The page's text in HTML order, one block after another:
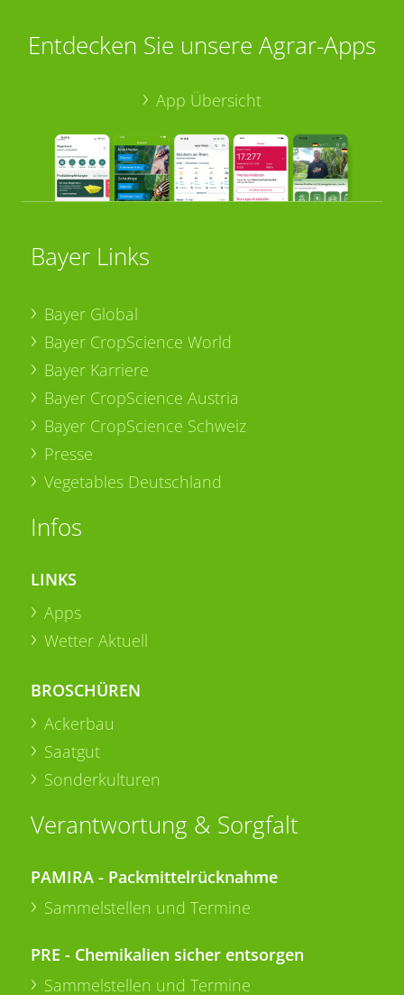
Entdecken Sie unsere Agrar-Apps
App Übersicht
Bayer Links
Bayer Global
Bayer CropScience World
Bayer Karriere
Bayer CropScience Austria
Bayer CropScience Schweiz
Presse
Vegetables Deutschland
Infos
LINKS
Apps
Wetter Aktuell
BROSCHÜREN
Ackerbau
Saatgut
Sonderkulturen
Verantwortung & Sorgfalt
PAMIRA - Packmittelrücknahme
Sammelstellen und Termine
PRE - Chemikalien sicher entsorgen
Sammelstellen und Termine